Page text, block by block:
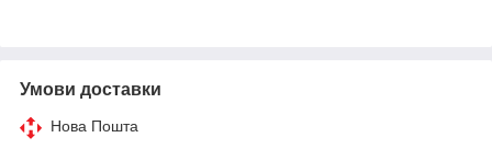
Умови доставки
Нова Пошта